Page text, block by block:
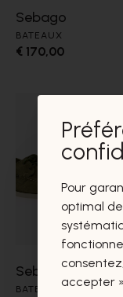
Sebago
BATEAUX
€ 170,00
Sebago
BATEAUX
Pour
optimal
accepter ».